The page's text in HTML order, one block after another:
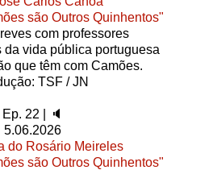
são Outros Quinhentos"
com professores
vida pública portuguesa
que têm com Camões.
TSF / JN
Ep. 22 | 🔈
5.06.2026
do Rosário Meireles
são Outros Quinhentos"